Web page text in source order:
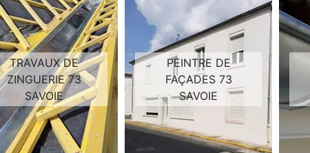
TRAVAUX DE
ZINGUERIE 73
SAVOIE
PEINTRE DE
FAÇADES 73
SAVOIE